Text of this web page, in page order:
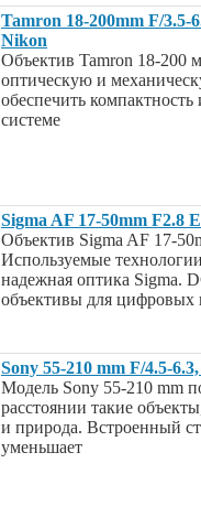
Tamron 18-200mm F/
Nikon
Объектив Tamron 18-200
оптическую и
обеспечить
системе
Sigma AF 17-50mm F2.8
Объектив Sigma AF 17-
Используемые
надежная оптика Sigma.
объективы для цифровых
Sony 55-210 mm F/4.5-
Модель Sony 55-210 mm
расстоянии такие
и природа. Встроенный
уменьшает